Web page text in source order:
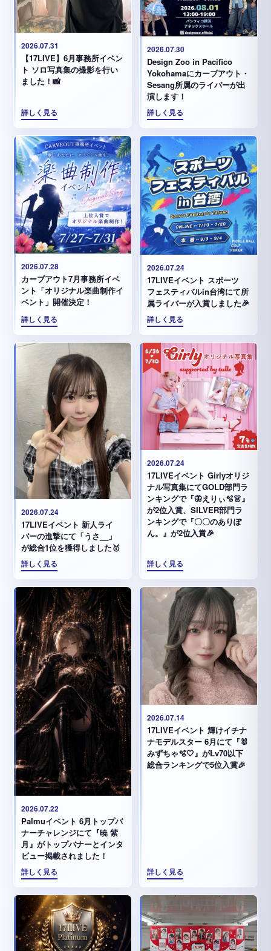
2026.07.31
【17LIVE】6月事務所イベン
ト ソロ写真集の撮影を行い
ました！📸
詳しく見る
2026.07.30
Design Zoo in Pacifico
Yokohamaにカーブアウト・
Sesang所属のライバーが出
演します！
詳しく見る
2026.07.28
カーブアウト7月事務所イベ
ント「オリジナル楽曲制作イ
ベント」開催決定！
詳しく見る
2026.07.24
17LIVEイベント スポーツ
フェスティバルin台湾にて所
属ライバーが入賞しました🎉
詳しく見る
2026.07.24
17LIVEイベント 新人ライ
バーの進撃にて「うさ__」
が総合1位を獲得しました🥇
詳しく見る
2026.07.24
17LIVEイベント Girlyオリジ
ナル写真集にてGOLD部門ラ
ンキングで『🦋えりぃ🫧👗』
が2位入賞、SILVER部門ラ
ンキングで『〇〇のありぽ
ん。』が2位入賞🎉
詳しく見る
2026.07.22
Palmuイベント 6月トップバ
ナーチャレンジにて『暁 紫
月』がトップバナーとインタ
ビュー掲載されました！
詳しく見る
2026.07.14
17LIVEイベント 輝けイチナ
ナモデルスター 6月にて『🐰
みずちゃ️🫧🤍』がLv70以下
総合ランキングで5位入賞🎉
詳しく見る